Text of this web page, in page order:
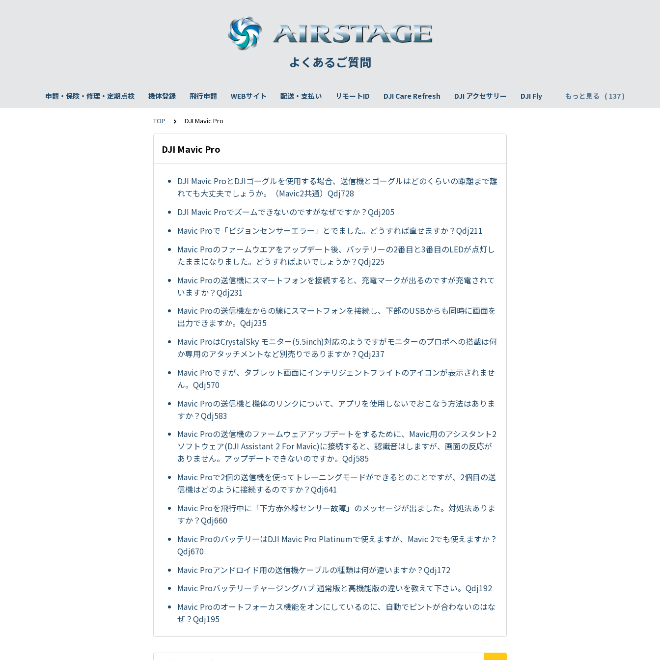
よくあるご質問
申請・保険・修理・定期点検 機体登録 飛行申請 WEBサイト 配送・支払い リモートID DJI Care Refresh DJI アクセサリー DJI Fly もっと見る
TOP DJI Mavic Pro
DJI Mavic Pro
DJI Mavic ProとDJIゴーグルを使用する場合、送信機とゴーグルはどのくらいの距離まで離
れても大丈夫でしょうか。（Mavic2共通）Qdj728
DJI Mavic Proでズームできないのですがなぜですか？Qdj205
Mavic Proで「ビジョンセンサーエラー」とでました。どうすれば直せますか？Qdj211
Mavic Proのファームウエアをアップデート後、バッテリーの2番目と3番目のLEDが点灯し
たままになりました。どうすればよいでしょうか？Qdj225
Mavic Proの送信機にスマートフォンを接続すると、充電マークが出るのですが充電されて
いますか？Qdj231
Mavic Proの送信機左からの線にスマートフォンを接続し、下部のUSBからも同時に画面を
出力できますか。Qdj235
Mavic ProはCrystalSky モニター(5.5inch)対応のようですがモニターのプロポへの搭載は何
か専用のアタッチメントなど別売りでありますか？Qdj237
Mavic Proですが、タブレット画面にインテリジェントフライトのアイコンが表示されませ
ん。Qdj570
Mavic Proの送信機と機体のリンクについて、アプリを使用しないでおこなう方法はありま
すか？Qdj583
Mavic Proの送信機のファームウェアアップデートをするために、Mavic用のアシスタント2
ソフトウェア(DJI Assistant 2 For Mavic)に接続すると、認識音はしますが、画面の反応が
ありません。アップデートできないのですか。Qdj585
Mavic Proで2個の送信機を使ってトレーニングモードができるとのことですが、2個目の送
信機はどのように接続するのですか？Qdj641
Mavic Proを飛行中に「下方赤外線センサー故障」のメッセージが出ました。対処法ありま
すか？Qdj660
Mavic ProのバッテリーはDJI Mavic Pro Platinumで使えますが、Mavic 2でも使えますか？
Qdj670
Mavic Proアンドロイド用の送信機ケーブルの種類は何が違いますか？Qdj172
Mavic Proバッテリーチャージングハブ 通常版と高機能版の違いを教えて下さい。Qdj192
Mavic Proのオートフォーカス機能をオンにしているのに、自動でピントが合わないのはな
ぜ？Qdj195